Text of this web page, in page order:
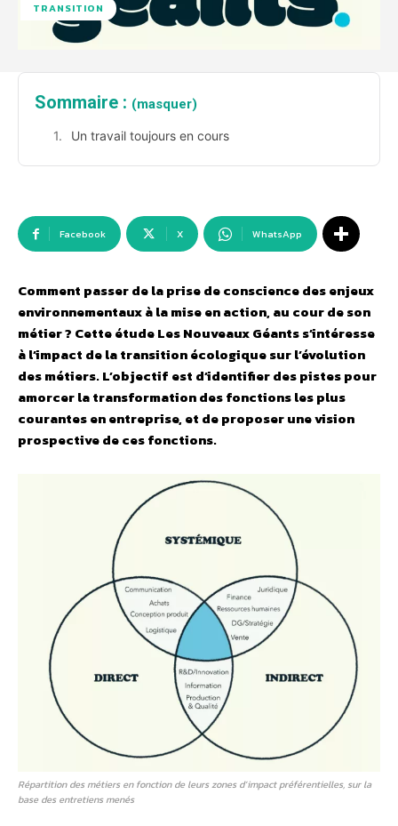
TRANSITION
Sommaire : (masquer)
Un travail toujours en cours
Facebook X WhatsApp
Comment passer de la prise de conscience des enjeux
environnementaux à la mise en action, au cour de son
métier ? Cette étude Les Nouveaux Géants s’intéresse
à l’impact de la transition écologique sur l’évolution
des métiers. L’objectif est d’identifier des pistes pour
amorcer la transformation des fonctions les plus
courantes en entreprise, et de proposer une vision
prospective de ces fonctions.
Répartition des métiers en fonction de leurs zones d’impact préférentielles, sur la
base des entretiens menés